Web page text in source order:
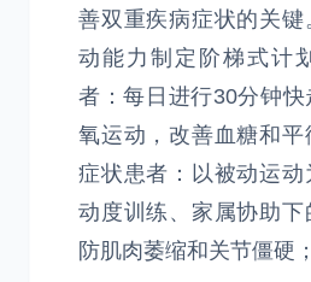
善双重疾病症状的关键
动能力制定阶梯式计
者：每日进行30分钟
氧运动，改善血糖和平
症状患者：以被动运
动度训练、家属协助下
防肌肉萎缩和关节僵硬；